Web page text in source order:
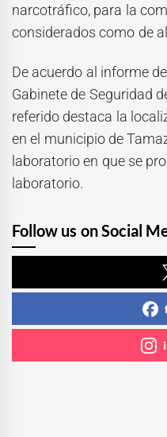
narcotráfico, para la
considerados como de
De acuerdo al informe
Gabinete de Seguridad
referido destaca la
en el municipio de
laboratorio en que se
laboratorio.
Follow us on Social